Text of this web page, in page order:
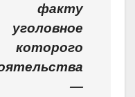
факту
уголовное
—